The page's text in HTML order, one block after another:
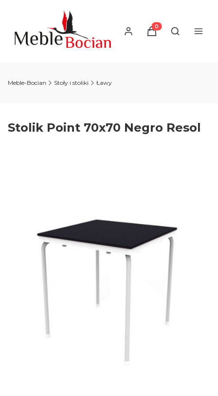
Produkty w
Otwórz
Meble-Bocian Stoły i stoliki Ławy
Stolik Point 70x70 Negro Resol